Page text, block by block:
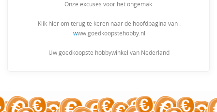
Onze excuses voor het ongemak.
Klik hier om terug te keren naar de hoofdpagina van :
www.goedkoopstehobby.nl
Uw goedkoopste hobbywinkel van Nederland